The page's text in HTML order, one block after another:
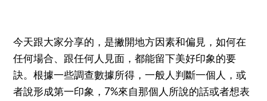
今天跟大家分享的，是撇開地方因素和偏見，如何在
任何場合、跟任何人見面，都能留下美好印象的要
訣。根據一些調查數據所得，一般人判斷一個人，或
者說形成第一印象，7%來自那個人所說的話或者想表